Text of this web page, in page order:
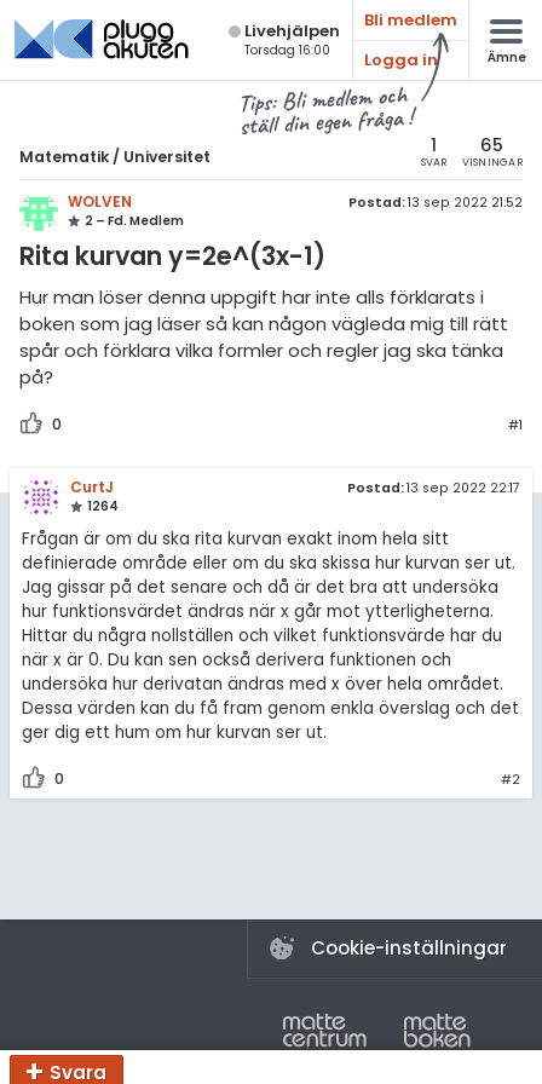
Live­hjälpen
Torsdag 16:00
Bli medlem
Logga in
Ämne
Tips: Bli medlem och
ställ din egen fråga !
Matematik / Universitet 1
SVAR
65
VISNINGAR
WOLVEN
2 – Fd. Medlem
Postad:13 sep 2022 21:52
Rita kurvan y=2e^(3x-1)
Hur man löser denna uppgift har inte alls förklarats i
boken som jag läser så kan någon vägleda mig till rätt
spår och förklara vilka formler och regler jag ska tänka
på?
0 #1
CurtJ
1264
Postad:13 sep 2022 22:17
Frågan är om du ska rita kurvan exakt inom hela sitt
definierade område eller om du ska skissa hur kurvan ser ut.
Jag gissar på det senare och då är det bra att undersöka
hur funktionsvärdet ändras när x går mot ytterligheterna.
Hittar du några nollställen och vilket funktionsvärde har du
när x är 0. Du kan sen också derivera funktionen och
undersöka hur derivatan ändras med x över hela området.
Dessa värden kan du få fram genom enkla överslag och det
ger dig ett hum om hur kurvan ser ut.
0 #2
Svara
Alla ämnen
Alla trådar
7
9
1
2
4
5
högskolan
Matematik
Universitet
Flervariabelanalys
Livehjälpen
Topplistor
Regler
För lärare
Cookie-inställningar
(mattedelen)
diskussioner
& Bygg
språk
ämnen
diskussioner